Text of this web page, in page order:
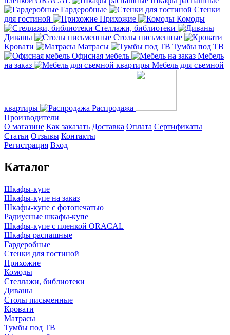
Гардеробные
Стенки
для гостиной
Прихожие
Комоды
Стеллажи, библиотеки
Диваны
Столы письменные
Кровати
Матрасы
Тумбы под ТВ
Офисная мебель
Мебель
на заказ
Мебель для съемной
квартиры
Распродажа
Производители
О магазине Как заказать Доставка Оплата Сертификаты
Статьи Отзывы Контакты
Регистрация Вход
Каталог
Шкафы-купе
Шкафы-купе на заказ
Шкафы-купе с фотопечатью
Радиусные шкафы-купе
Шкафы-купе с пленкой ORACAL
Шкафы распашные
Гардеробные
Стенки для гостиной
Прихожие
Комоды
Стеллажи, библиотеки
Диваны
Столы письменные
Кровати
Матрасы
Тумбы под ТВ